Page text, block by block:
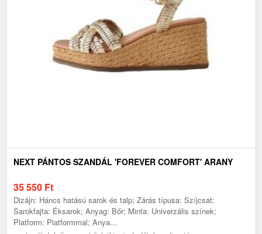
NEXT PÁNTOS SZANDÁL 'FOREVER COMFORT' ARANY
35 550 Ft
Dizájn: Háncs hatású sarok és talp; Zárás típusa: Szíjcsat;
Sarokfajta: Éksarok; Anyag: Bőr; Minta: Univerzális színek;
Platform: Platformmal; Anya...